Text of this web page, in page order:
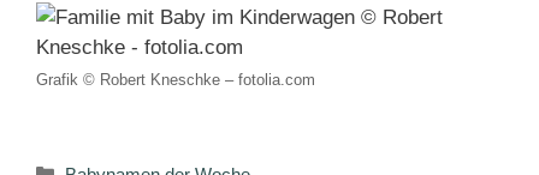
Grafik © Robert Kneschke – fotolia.com
Kategorien